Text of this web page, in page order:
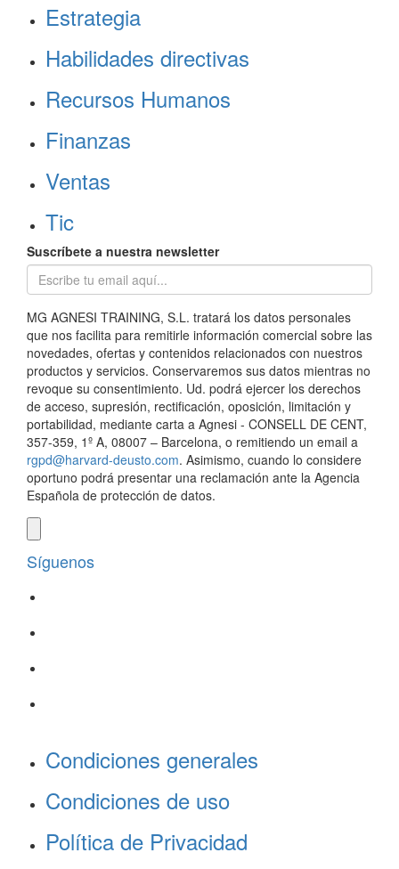
Estrategia
Habilidades directivas
Recursos Humanos
Finanzas
Ventas
Tic
Suscríbete a nuestra newsletter
MG AGNESI TRAINING, S.L. tratará los datos personales
que nos facilita para remitirle información comercial sobre las
novedades, ofertas y contenidos relacionados con nuestros
productos y servicios. Conservaremos sus datos mientras no
revoque su consentimiento. Ud. podrá ejercer los derechos
de acceso, supresión, rectificación, oposición, limitación y
portabilidad, mediante carta a Agnesi - CONSELL DE CENT,
357-359, 1º A, 08007 – Barcelona, o remitiendo un email a
rgpd@harvard-deusto.com. Asimismo, cuando lo considere
oportuno podrá presentar una reclamación ante la Agencia
Española de protección de datos.
Síguenos
Condiciones generales
Condiciones de uso
Política de Privacidad